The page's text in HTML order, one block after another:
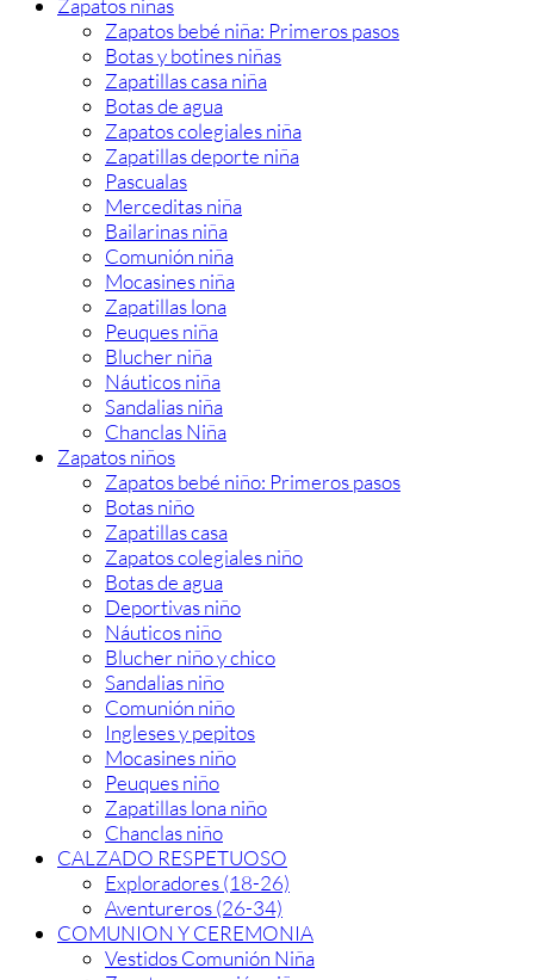
Zapatos niñas
Zapatos bebé niña: Primeros pasos
Botas y botines niñas
Zapatillas casa niña
Botas de agua
Zapatos colegiales niña
Zapatillas deporte niña
Pascualas
Merceditas niña
Bailarinas niña
Comunión niña
Mocasines niña
Zapatillas lona
Peuques niña
Blucher niña
Náuticos niña
Sandalias niña
Chanclas Niña
Zapatos niños
Zapatos bebé niño: Primeros pasos
Botas niño
Zapatillas casa
Zapatos colegiales niño
Botas de agua
Deportivas niño
Náuticos niño
Blucher niño y chico
Sandalias niño
Comunión niño
Ingleses y pepitos
Mocasines niño
Peuques niño
Zapatillas lona niño
Chanclas niño
CALZADO RESPETUOSO
Exploradores (18-26)
Aventureros (26-34)
COMUNION Y CEREMONIA
Vestidos Comunión Niña